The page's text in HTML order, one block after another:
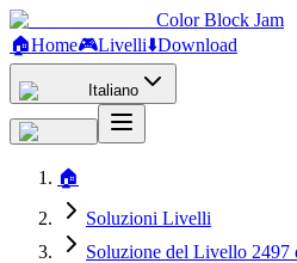
Color Block Jam
🏠Home🎮Livelli⬇️Download
Italiano
🏠
Soluzioni Livelli
Soluzione del Livello